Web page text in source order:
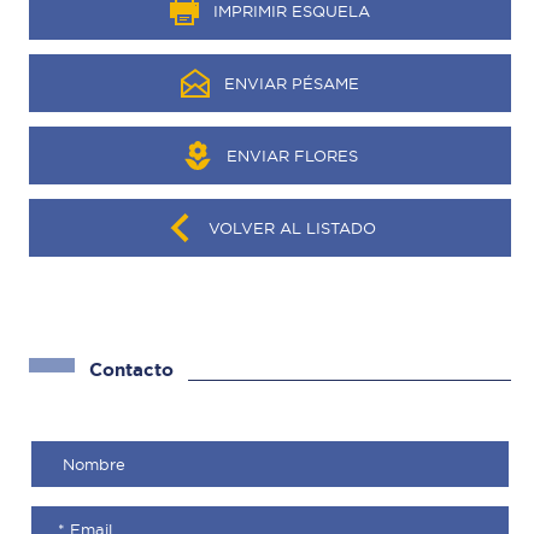
IMPRIMIR ESQUELA
ENVIAR PÉSAME
ENVIAR FLORES
VOLVER AL LISTADO
Contacto